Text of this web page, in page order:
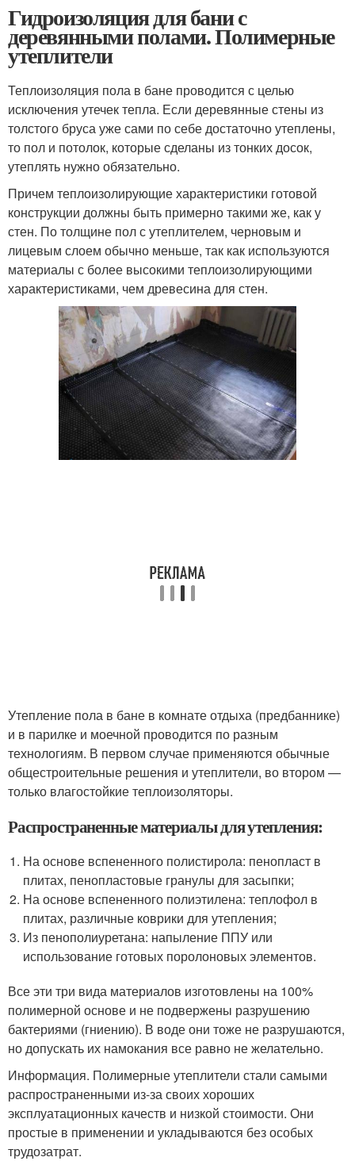
Гидроизоляция для бани с
деревянными полами. Полимерные
утеплители
Теплоизоляция пола в бане проводится с целью
исключения утечек тепла. Если деревянные стены из
толстого бруса уже сами по себе достаточно утеплены,
то пол и потолок, которые сделаны из тонких досок,
утеплять нужно обязательно.
Причем теплоизолирующие характеристики готовой
конструкции должны быть примерно такими же, как у
стен. По толщине пол с утеплителем, черновым и
лицевым слоем обычно меньше, так как используются
материалы с более высокими теплоизолирующими
характеристиками, чем древесина для стен.
Утепление пола в бане в комнате отдыха (предбаннике)
и в парилке и моечной проводится по разным
технологиям. В первом случае применяются обычные
общестроительные решения и утеплители, во втором —
только влагостойкие теплоизоляторы.
Распространенные материалы для утепления:
На основе вспененного полистирола: пенопласт в
плитах, пенопластовые гранулы для засыпки;
На основе вспененного полиэтилена: теплофол в
плитах, различные коврики для утепления;
Из пенополиуретана: напыление ППУ или
использование готовых поролоновых элементов.
Все эти три вида материалов изготовлены на 100%
полимерной основе и не подвержены разрушению
бактериями (гниению). В воде они тоже не разрушаются,
но допускать их намокания все равно не желательно.
Информация. Полимерные утеплители стали самыми
распространенными из-за своих хороших
эксплуатационных качеств и низкой стоимости. Они
простые в применении и укладываются без особых
трудозатрат.